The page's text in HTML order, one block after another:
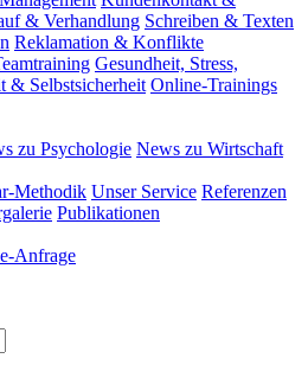
& Verhandlung Schreiben & Texten
Reklamation & Konflikte
Gesundheit, Stress,
& Selbstsicherheit Online-Trainings
zu Psychologie News zu Wirtschaft
Methodik Unser Service Referenzen
Publikationen
Anfrage